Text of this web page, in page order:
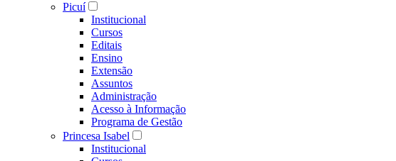
Picuí
Institucional
Cursos
Editais
Ensino
Extensão
Assuntos
Administração
Acesso à Informação
Programa de Gestão
Princesa Isabel
Institucional